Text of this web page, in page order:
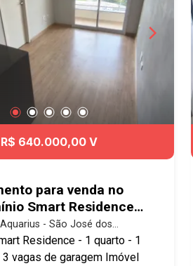
R$ 640.000,00 V
para venda no
Smart Residence
e 3 vagas de
- 37 m² - No bairro
- SJC
- São José dos
SP Residence - 1 quarto - 1
de garagem Imóvel